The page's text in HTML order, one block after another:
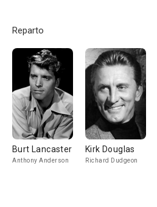
Reparto
Burt Lancaster
Anthony Anderson
Kirk Douglas
Richard Dudgeon